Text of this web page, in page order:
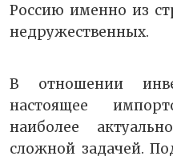
Россию именно из
недружественных.
В отношении
настоящее
наиболее
сложной задачей.